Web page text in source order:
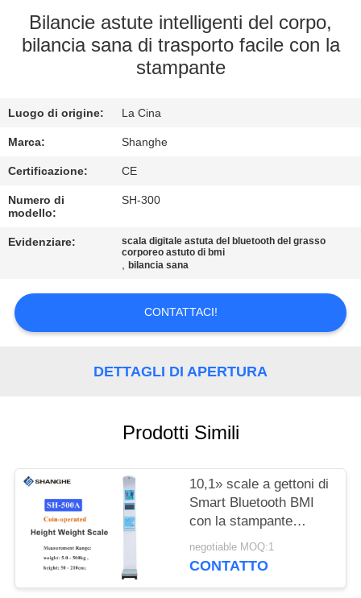
SU
DI
VISITA
ALLA
FABBRICA
CONTROLLO
DELLA
CONTATTACI
PREVENTIVO
VR
MAPPA
DEL
SITO
Bilancie astute intelligenti del corpo,
bilancia sana di trasporto facile con la
stampante
Luogo di origine: La Cina
Marca: Shanghe
Certificazione: CE
Numero di
modello:
SH-300
Evidenziare:
scala digitale astuta del bluetooth del grasso
corporeo astuto di bmi
,bilancia sana
CONTATTACI!
DETTAGLI DI APERTURA
Prodotti Simili
10,1» scale a gettoni di
Smart Bluetooth BMI
con la stampante
termica
negotiable MOQ:1
CONTATTO